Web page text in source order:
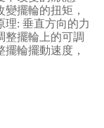
擺輪的扭矩，
理: 垂直方向的力
整擺輪上的可調
輪擺動速度，